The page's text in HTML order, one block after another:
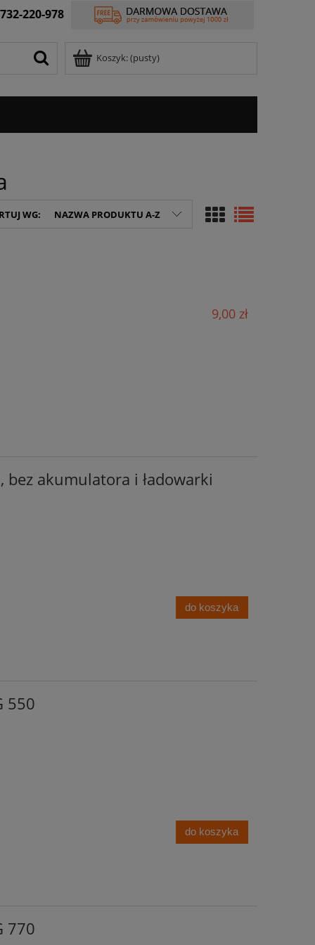
732-220-978
Koszyk:(pusty)
WG: NAZWA PRODUKTU A-Z
9,00 zł
bez akumulatora i ładowarki
do koszyka
550
do koszyka
770